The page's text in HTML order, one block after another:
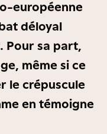
européenne
déloyal
Pour sa part,
même si ce
le crépuscule
en témoigne